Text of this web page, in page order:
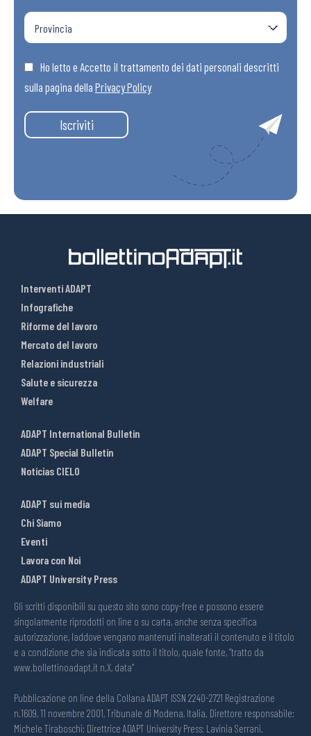
Ho letto e Accetto il trattamento dei dati personali descritti
sulla pagina della Privacy Policy
Iscriviti
Interventi ADAPT
Infografiche
Riforme del lavoro
Mercato del lavoro
Relazioni industriali
Salute e sicurezza
Welfare
ADAPT International Bulletin
ADAPT Special Bulletin
Noticias CIELO
ADAPT sui media
Chi Siamo
Eventi
Lavora con Noi
ADAPT University Press
Gli scritti disponibili su questo sito sono copy-free e possono essere
singolarmente riprodotti on line o su carta, anche senza specifica
autorizzazione, laddove vengano mantenuti inalterati il contenuto e il titolo
e a condizione che sia indicata sotto il titolo, quale fonte, “tratto da
www.bollettinoadapt.it n.X, data“
Pubblicazione on line della Collana ADAPT ISSN 2240-2721 Registrazione
n.1609, 11 novembre 2001, Tribunale di Modena, Italia. Direttore responsabile:
Michele Tiraboschi; Direttrice ADAPT University Press: Lavinia Serrani.